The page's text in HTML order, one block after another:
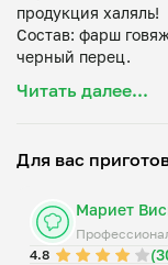
продукция халяль!
Состав: фарш
Читать далее...
Для вас
Мариет
4.8